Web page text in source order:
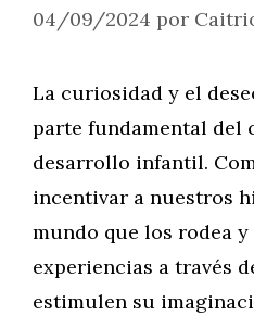
04/09/2024 por
La curiosidad y el
parte fundamental del
desarrollo infantil.
incentivar a nuestros
mundo que los rodea y
experiencias a través
estimulen su